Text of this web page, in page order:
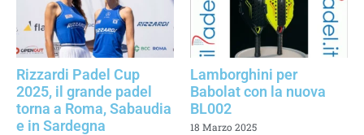
Rizzardi Padel Cup
2025, il grande padel
torna a Roma, Sabaudia
e in Sardegna
Lamborghini per
Babolat con la nuova
BL002
18 Marzo 2025